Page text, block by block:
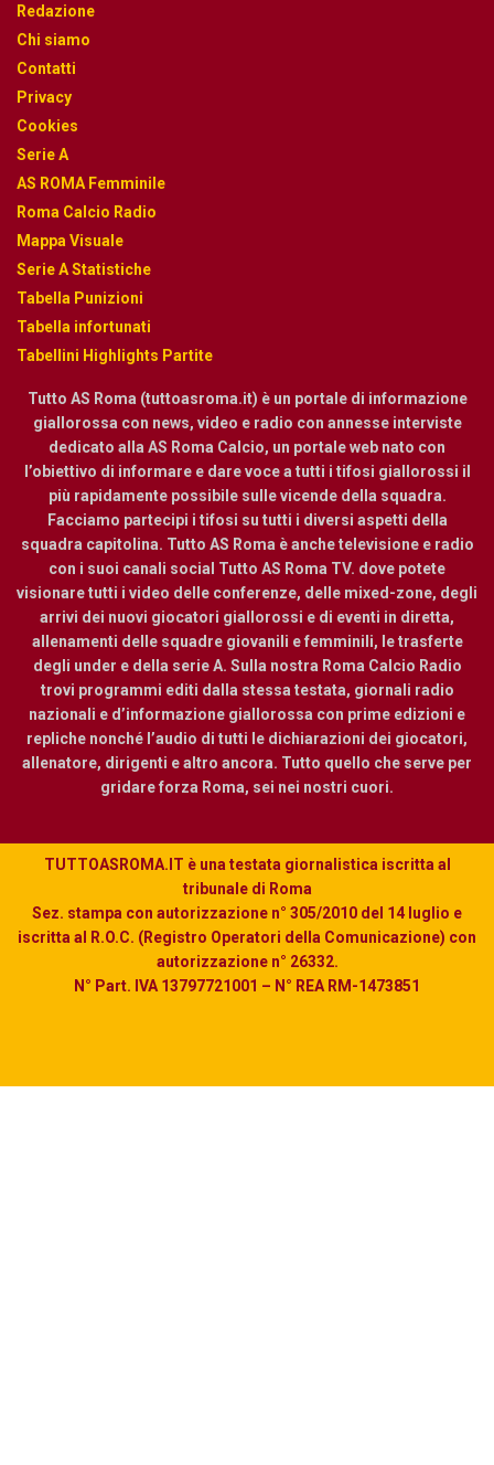
Redazione
Chi siamo
Contatti
Privacy
Cookies
Serie A
AS ROMA Femminile
Roma Calcio Radio
Mappa Visuale
Serie A Statistiche
Tabella Punizioni
Tabella infortunati
Tabellini Highlights Partite
Tutto AS Roma (tuttoasroma.it) è un portale di informazione
giallorossa con news, video e radio con annesse interviste
dedicato alla AS Roma Calcio, un portale web nato con
l’obiettivo di informare e dare voce a tutti i tifosi giallorossi il
più rapidamente possibile sulle vicende della squadra.
Facciamo partecipi i tifosi su tutti i diversi aspetti della
squadra capitolina. Tutto AS Roma è anche televisione e radio
con i suoi canali social Tutto AS Roma TV. dove potete
visionare tutti i video delle conferenze, delle mixed-zone, degli
arrivi dei nuovi giocatori giallorossi e di eventi in diretta,
allenamenti delle squadre giovanili e femminili, le trasferte
degli under e della serie A. Sulla nostra Roma Calcio Radio
trovi programmi editi dalla stessa testata, giornali radio
nazionali e d’informazione giallorossa con prime edizioni e
repliche nonché l’audio di tutti le dichiarazioni dei giocatori,
allenatore, dirigenti e altro ancora. Tutto quello che serve per
gridare forza Roma, sei nei nostri cuori.
TUTTOASROMA.IT è una testata giornalistica iscritta al
tribunale di Roma
Sez. stampa con autorizzazione n° 305/2010 del 14 luglio e
iscritta al R.O.C. (Registro Operatori della Comunicazione) con
autorizzazione n° 26332.
N° Part. IVA 13797721001 – N° REA RM-1473851